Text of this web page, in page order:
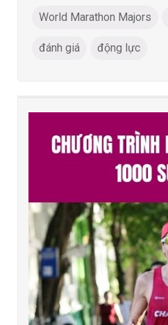
World Marathon Majors
đánh giá động lực